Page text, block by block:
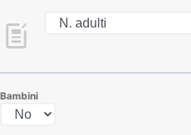
Bambini